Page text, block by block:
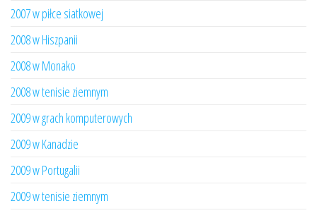
2007 w piłce siatkowej
2008 w Hiszpanii
2008 w Monako
2008 w tenisie ziemnym
2009 w grach komputerowych
2009 w Kanadzie
2009 w Portugalii
2009 w tenisie ziemnym